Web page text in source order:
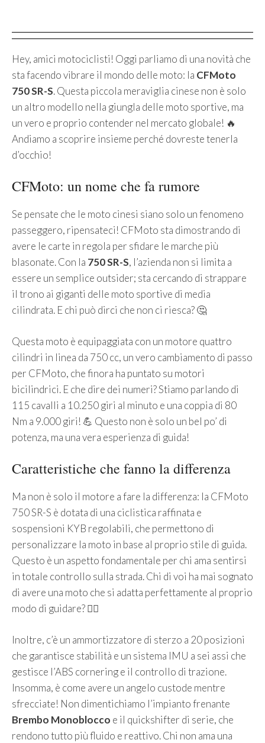
Hey, amici motociclisti! Oggi parliamo di una novità che
sta facendo vibrare il mondo delle moto: la CFMoto
750 SR-S. Questa piccola meraviglia cinese non è solo
un altro modello nella giungla delle moto sportive, ma
un vero e proprio contender nel mercato globale! 🔥
Andiamo a scoprire insieme perché dovreste tenerla
d’occhio!
CFMoto: un nome che fa rumore
Se pensate che le moto cinesi siano solo un fenomeno
passeggero, ripensateci! CFMoto sta dimostrando di
avere le carte in regola per sfidare le marche più
blasonate. Con la 750 SR-S, l’azienda non si limita a
essere un semplice outsider; sta cercando di strappare
il trono ai giganti delle moto sportive di media
cilindrata. E chi può dirci che non ci riesca? 🤔
Questa moto è equipaggiata con un motore quattro
cilindri in linea da 750 cc, un vero cambiamento di passo
per CFMoto, che finora ha puntato su motori
bicilindrici. E che dire dei numeri? Stiamo parlando di
115 cavalli a 10.250 giri al minuto e una coppia di 80
Nm a 9.000 giri! 💪 Questo non è solo un bel po’ di
potenza, ma una vera esperienza di guida!
Caratteristiche che fanno la differenza
Ma non è solo il motore a fare la differenza: la CFMoto
750 SR-S è dotata di una ciclistica raffinata e
sospensioni KYB regolabili, che permettono di
personalizzare la moto in base al proprio stile di guida.
Questo è un aspetto fondamentale per chi ama sentirsi
in totale controllo sulla strada. Chi di voi ha mai sognato
di avere una moto che si adatta perfettamente al proprio
modo di guidare? 🙋‍♀️
Inoltre, c’è un ammortizzatore di sterzo a 20 posizioni
che garantisce stabilità e un sistema IMU a sei assi che
gestisce l’ABS cornering e il controllo di trazione.
Insomma, è come avere un angelo custode mentre
sfrecciate! Non dimentichiamo l’impianto frenante
Brembo Monoblocco e il quickshifter di serie, che
rendono tutto più fluido e reattivo. Chi non ama una